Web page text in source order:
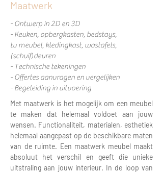
Maatwerk
- Ontwerp in 2D en 3D
- Keuken, opbergkasten, bedstays,
tv meubel, kledingkast, wastafels,
(schuif)deuren
- Technische tekeningen
- Offertes aanvragen en vergelijken
- Begeleiding in uitvoering
Met maatwerk is het mogelijk om een meubel
te maken dat helemaal voldoet aan jouw
wensen. Functionaliteit, materialen, esthetiek
helemaal aangepast op de beschikbare maten
van de ruimte. Een maatwerk meubel maakt
absoluut het verschil en geeft die unieke
uitstraling aan jouw interieur. In de loop van